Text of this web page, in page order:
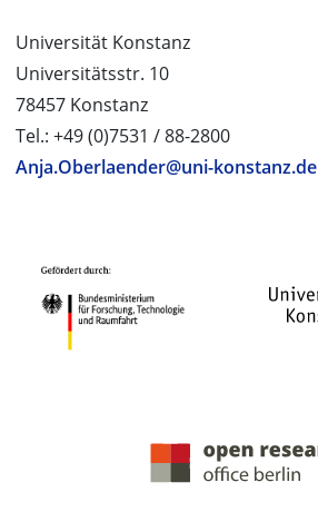
Universität Konstanz
Universitätsstr. 10
78457 Konstanz
Tel.: +49 (0)7531 / 88-2800
Anja.Oberlaender@uni-konstanz.de